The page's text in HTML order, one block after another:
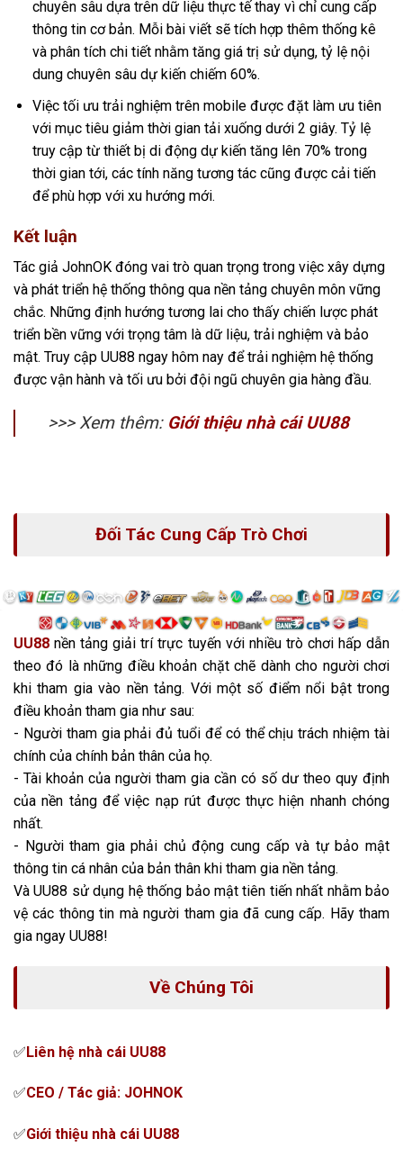
chuyên sâu dựa trên dữ liệu thực tế thay vì chỉ cung cấp
thông tin cơ bản. Mỗi bài viết sẽ tích hợp thêm thống kê
và phân tích chi tiết nhằm tăng giá trị sử dụng, tỷ lệ nội
dung chuyên sâu dự kiến chiếm 60%.
Việc tối ưu trải nghiệm trên mobile được đặt làm ưu tiên
với mục tiêu giảm thời gian tải xuống dưới 2 giây. Tỷ lệ
truy cập từ thiết bị di động dự kiến tăng lên 70% trong
thời gian tới, các tính năng tương tác cũng được cải tiến
để phù hợp với xu hướng mới.
Kết luận
Tác giả JohnOK đóng vai trò quan trọng trong việc xây dựng
và phát triển hệ thống thông qua nền tảng chuyên môn vững
chắc. Những định hướng tương lai cho thấy chiến lược phát
triển bền vững với trọng tâm là dữ liệu, trải nghiệm và bảo
mật. Truy cập UU88 ngay hôm nay để trải nghiệm hệ thống
được vận hành và tối ưu bởi đội ngũ chuyên gia hàng đầu.
>>> Xem thêm: Giới thiệu nhà cái UU88
Đối Tác Cung Cấp Trò Chơi
UU88 nền tảng giải trí trực tuyến với nhiều trò chơi hấp dẫn
theo đó là những điều khoản chặt chẽ dành cho người chơi
khi tham gia vào nền tảng. Với một số điểm nổi bật trong
điều khoản tham gia như sau:
- Người tham gia phải đủ tuổi để có thể chịu trách nhiệm tài
chính của chính bản thân của họ.
- Tài khoản của người tham gia cần có số dư theo quy định
của nền tảng để việc nạp rút được thực hiện nhanh chóng
nhất.
- Người tham gia phải chủ động cung cấp và tự bảo mật
thông tin cá nhân của bản thân khi tham gia nền tảng.
Và UU88 sử dụng hệ thống bảo mật tiên tiến nhất nhằm bảo
vệ các thông tin mà người tham gia đã cung cấp. Hãy tham
gia ngay UU88!
Về Chúng Tôi
✅Liên hệ nhà cái UU88
✅CEO / Tác giả: JOHNOK
✅Giới thiệu nhà cái UU88